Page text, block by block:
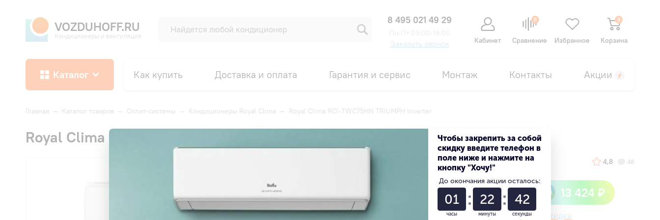
VOZDUHOFF.RU
Кондиционеры и вентиляция
8 495 021 49 29
Заказать звонок Кабинет
0
Сравнение Избранное
0
Корзина
Каталог Как купить Доставка и оплата Гарантия и сервис Монтаж Контакты Акции
Главная — Каталог товаров — Сплит-системы — Кондиционеры Royal Clima — Royal Clima RCI-TWС75HN TRIUMPH Inverter
Royal Clima RCI-TWС75HN TRIUMPH Inverter
4,8 48
Быстрый кешбек
от сбер спасибо
13 424 ₽
В наличии на складе Ваша персональная скидка
Чтобы закрепить за собой
скидку введите телефон в
поле ниже и нажмите на
кнопку "Хочу!"
До окончания акции осталось:
01
часы
22
минуты
41
секунды